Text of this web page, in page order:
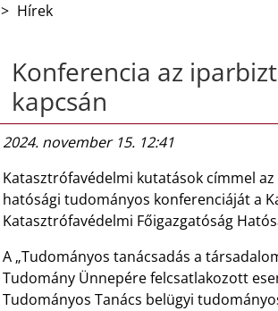
> Hírek
Konferencia az
kapcsán
2024. november 15. 12:41
Katasztrófavédelmi kutatások címmel
hatósági tudományos konferenciáját a
Katasztrófavédelmi Főigazgatóság
A „Tudományos tanácsadás a
Tudomány Ünnepére felcsatlakozott
Tudományos Tanács belügyi